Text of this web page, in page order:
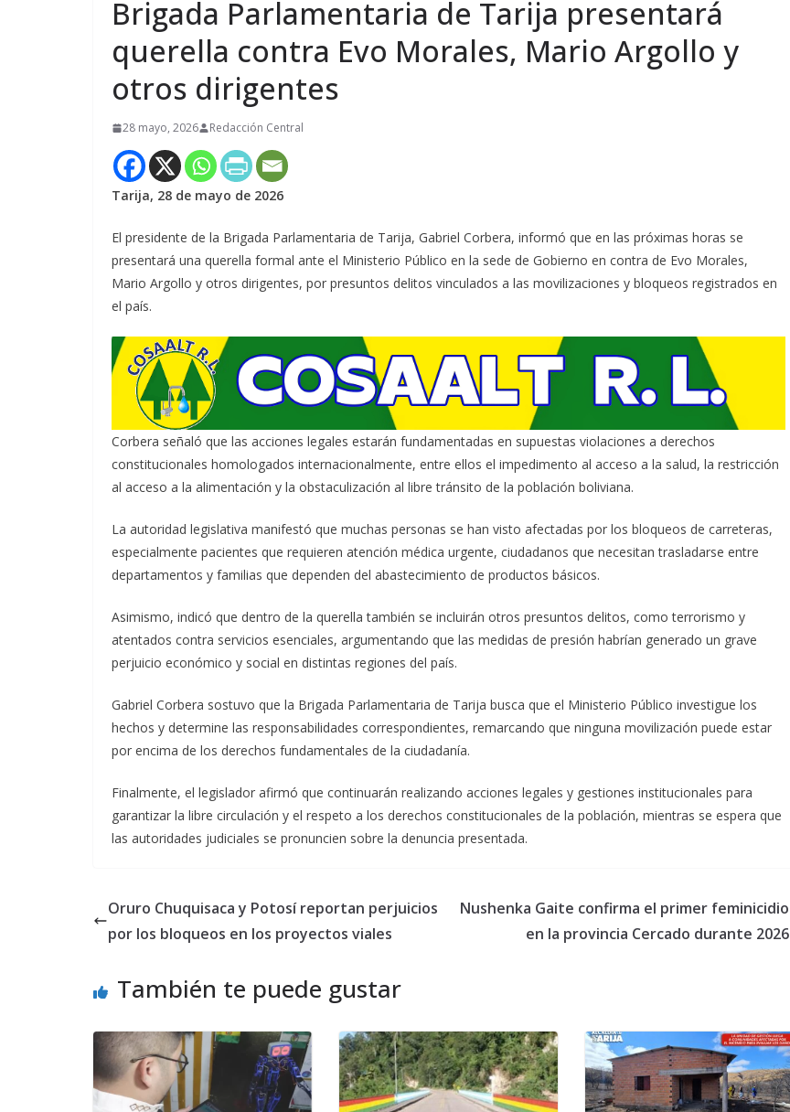
Brigada Parlamentaria de Tarija presentará
querella contra Evo Morales, Mario Argollo y
otros dirigentes
28 mayo, 2026 Redacción Central
Tarija, 28 de mayo de 2026
El presidente de la Brigada Parlamentaria de Tarija, Gabriel Corbera, informó que en las próximas horas se
presentará una querella formal ante el Ministerio Público en la sede de Gobierno en contra de Evo Morales,
Mario Argollo y otros dirigentes, por presuntos delitos vinculados a las movilizaciones y bloqueos registrados en
el país.
Corbera señaló que las acciones legales estarán fundamentadas en supuestas violaciones a derechos
constitucionales homologados internacionalmente, entre ellos el impedimento al acceso a la salud, la restricción
al acceso a la alimentación y la obstaculización al libre tránsito de la población boliviana.
La autoridad legislativa manifestó que muchas personas se han visto afectadas por los bloqueos de carreteras,
especialmente pacientes que requieren atención médica urgente, ciudadanos que necesitan trasladarse entre
departamentos y familias que dependen del abastecimiento de productos básicos.
Asimismo, indicó que dentro de la querella también se incluirán otros presuntos delitos, como terrorismo y
atentados contra servicios esenciales, argumentando que las medidas de presión habrían generado un grave
perjuicio económico y social en distintas regiones del país.
Gabriel Corbera sostuvo que la Brigada Parlamentaria de Tarija busca que el Ministerio Público investigue los
hechos y determine las responsabilidades correspondientes, remarcando que ninguna movilización puede estar
por encima de los derechos fundamentales de la ciudadanía.
Finalmente, el legislador afirmó que continuarán realizando acciones legales y gestiones institucionales para
garantizar la libre circulación y el respeto a los derechos constitucionales de la población, mientras se espera que
las autoridades judiciales se pronuncien sobre la denuncia presentada.
Oruro Chuquisaca y Potosí reportan perjuicios
por los bloqueos en los proyectos viales
Nushenka Gaite confirma el primer feminicidio
en la provincia Cercado durante 2026
También te puede gustar